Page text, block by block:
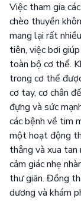
Việc tham gia
chèo thuyền
mang lại rất
tiên, việc bơi
toàn bộ cơ thể.
trong cơ thể
cơ tay, cơ chân
đựng và sức
các bệnh về tim
một hoạt động
thẳng và xua
cảm giác nhẹ
thư giãn. Đồng
dương và khám